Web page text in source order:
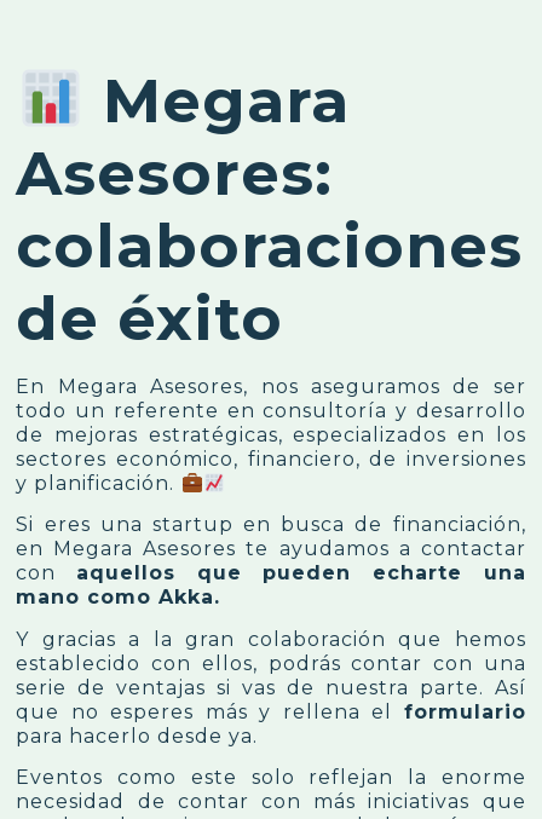
Megara
Asesores:
colaboraciones
de éxito
En Megara Asesores, nos aseguramos de ser
todo un referente en consultoría y desarrollo
de mejoras estratégicas, especializados en los
sectores económico, financiero, de inversiones
y planificación.
Si eres una startup en busca de financiación,
en Megara Asesores te ayudamos a contactar
con aquellos que pueden echarte una
mano como Akka.
Y gracias a la gran colaboración que hemos
establecido con ellos, podrás contar con una
serie de ventajas si vas de nuestra parte. Así
que no esperes más y rellena el formulario
para hacerlo desde ya.
Eventos como este solo reflejan la enorme
necesidad de contar con más iniciativas que